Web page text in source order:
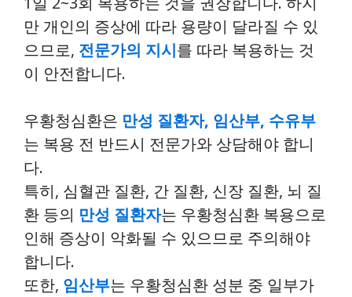
만 개인의 증상에 따라 용량이 달라질 수 있
으므로, 전문가의 지시를 따라 복용하는 것
이 안전합니다.
우황청심환은 만성 질환자, 임산부, 수유부
는 복용 전 반드시 전문가와 상담해야 합니
다.
특히, 심혈관 질환, 간 질환, 신장 질환, 뇌 질
환 등의 만성 질환자는 우황청심환 복용으로
인해 증상이 악화될 수 있으므로 주의해야
합니다.
또한, 임산부는 우황청심환 성분 중 일부가